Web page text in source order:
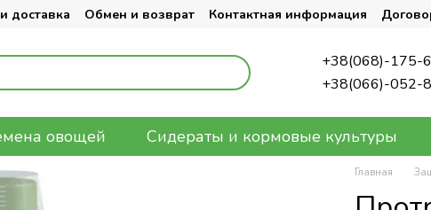
доставка Обмен и возврат Контактная информация
+38(068)-175-
+38(066)-052-
овощей Сидераты и кормовые культуры
Главная